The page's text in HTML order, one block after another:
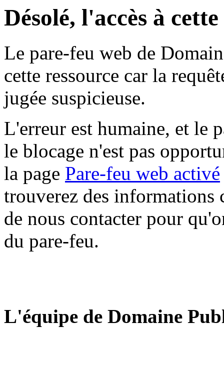
Désolé, l'accès à
Le pare-feu web de
cette ressource car la
jugée suspicieuse.
L'erreur est humaine, et le
le blocage n'est pas
la page Pare-feu web activé
trouverez des informations
de nous contacter pour
du pare-feu.
L'équipe de Domaine